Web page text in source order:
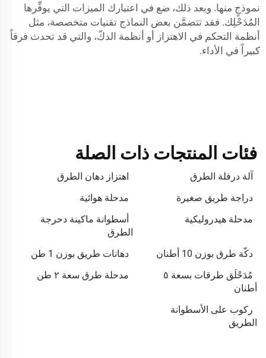
نموذجٍ منها. وبعد ذلك، ضع في اعتبارك الميزات التي يوفِّرها
المُدَحْلِك. فقد تتضمَّن بعض النماذج تقنيات متخصصة، مثل
أنظمة التحكم في الاهتزاز أو أنظمة الدكّ، والتي قد تحدث فرقاً
كبيراً في الأداء.
فئات المنتجات ذات الصلة
آلة درفلة الطرق
اهتزاز دهان الطرق
دراجة طريق صغيرة
مدحلة هوائية
مدحلة هيدروليكية
أسطوانة ماكينة دحرجة
الطرق
دكّة طرق بوزن 10 أطنان
دهانات طريق بوزن 1 طن
مُدَحْلَق طرقات بسعة ٥
أطنان
مدحلة طرق سعة ٢ طن
ركوب على الأسطوانة
الطريق